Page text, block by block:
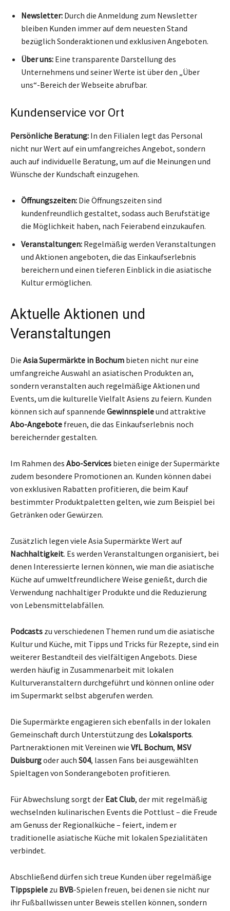
Newsletter: Durch die Anmeldung zum Newsletter
bleiben Kunden immer auf dem neuesten Stand
bezüglich Sonderaktionen und exklusiven Angeboten.
Über uns: Eine transparente Darstellung des
Unternehmens und seiner Werte ist über den „Über
uns“-Bereich der Webseite abrufbar.
Kundenservice vor Ort
Persönliche Beratung: In den Filialen legt das Personal
nicht nur Wert auf ein umfangreiches Angebot, sondern
auch auf individuelle Beratung, um auf die Meinungen und
Wünsche der Kundschaft einzugehen.
Öffnungszeiten: Die Öffnungszeiten sind
kundenfreundlich gestaltet, sodass auch Berufstätige
die Möglichkeit haben, nach Feierabend einzukaufen.
Veranstaltungen: Regelmäßig werden Veranstaltungen
und Aktionen angeboten, die das Einkaufserlebnis
bereichern und einen tieferen Einblick in die asiatische
Kultur ermöglichen.
Aktuelle Aktionen und
Veranstaltungen
Die Asia Supermärkte in Bochum bieten nicht nur eine
umfangreiche Auswahl an asiatischen Produkten an,
sondern veranstalten auch regelmäßige Aktionen und
Events, um die kulturelle Vielfalt Asiens zu feiern. Kunden
können sich auf spannende Gewinnspieleund attraktive
Abo-Angebote freuen, die das Einkaufserlebnis noch
bereichernder gestalten.
Im Rahmen des Abo-Services bieten einige der Supermärkte
zudem besondere Promotionen an. Kunden können dabei
von exklusiven Rabatten profitieren, die beim Kauf
bestimmter Produktpaletten gelten, wie zum Beispiel bei
Getränken oder Gewürzen.
Zusätzlich legen viele Asia Supermärkte Wert auf
Nachhaltigkeit. Es werden Veranstaltungen organisiert, bei
denen Interessierte lernen können, wie man die asiatische
Küche auf umweltfreundlichere Weise genießt, durch die
Verwendung nachhaltiger Produkte und die Reduzierung
von Lebensmittelabfällen.
Podcasts zu verschiedenen Themen rund um die asiatische
Kultur und Küche, mit Tipps und Tricks für Rezepte, sind ein
weiterer Bestandteil des vielfältigen Angebots. Diese
werden häufig in Zusammenarbeit mit lokalen
Kulturveranstaltern durchgeführt und können online oder
im Supermarkt selbst abgerufen werden.
Die Supermärkte engagieren sich ebenfalls in der lokalen
Gemeinschaft durch Unterstützung des Lokalsports.
Partneraktionen mit Vereinen wie VfL Bochum, MSV
Duisburgoder auch S04, lassen Fans bei ausgewählten
Spieltagen von Sonderangeboten profitieren.
Für Abwechslung sorgt der Eat Club, der mit regelmäßig
wechselnden kulinarischen Events die Pottlust – die Freude
am Genuss der Regionalküche – feiert, indem er
traditionelle asiatische Küche mit lokalen Spezialitäten
verbindet.
Abschließend dürfen sich treue Kunden über regelmäßige
Tippspiele zu BVB-Spielen freuen, bei denen sie nicht nur
ihr Fußballwissen unter Beweis stellen können, sondern